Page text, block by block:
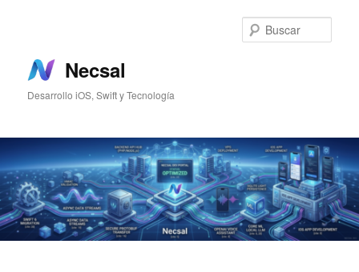
principal
secundario
Necsal
Desarrollo iOS, Swift y Tecnología